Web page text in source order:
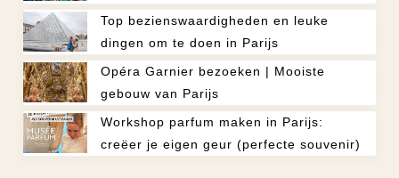
Top bezienswaardigheden en leuke
dingen om te doen in Parijs
Opéra Garnier bezoeken | Mooiste
gebouw van Parijs
Workshop parfum maken in Parijs:
creëer je eigen geur (perfecte souvenir)